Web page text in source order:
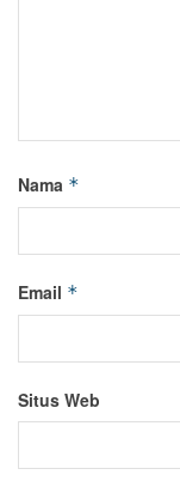
Nama *
Email *
Situs Web